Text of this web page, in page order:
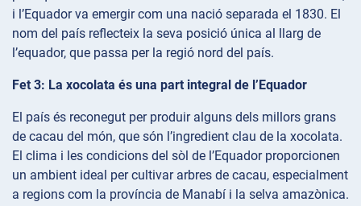
i l’Equador va emergir com una nació separada el 1830. El
nom del país reflecteix la seva posició única al llarg de
l’equador, que passa per la regió nord del país.
Fet 3: La xocolata és una part integral de l’Equador
El país és reconegut per produir alguns dels millors grans
de cacau del món, que són l’ingredient clau de la xocolata.
El clima i les condicions del sòl de l’Equador proporcionen
un ambient ideal per cultivar arbres de cacau, especialment
a regions com la província de Manabí i la selva amazònica.